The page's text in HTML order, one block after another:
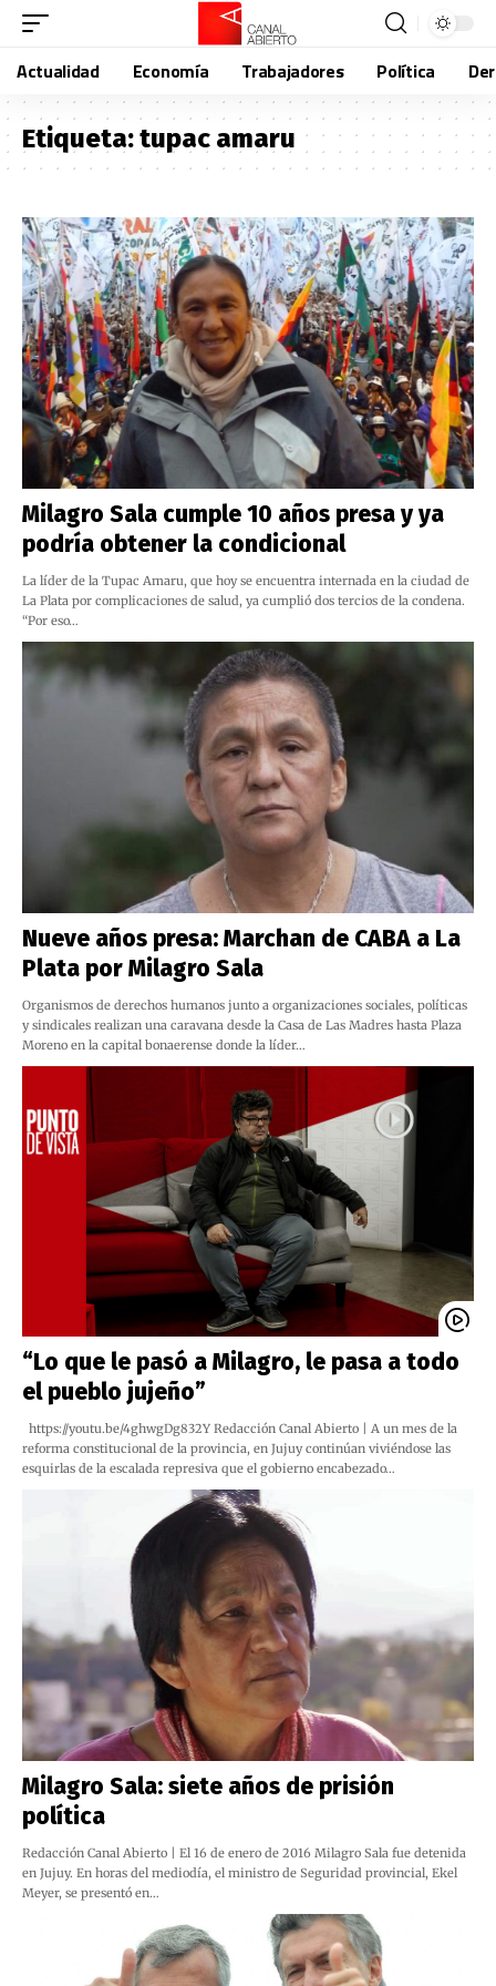
Actualidad Economía Trabajadores Política
Etiqueta:tupac amaru
Milagro Sala cumple 10 años presa y ya
podría obtener la condicional
La líder de la Tupac Amaru, que hoy se encuentra internada en la ciudad de
La Plata por complicaciones de salud, ya cumplió dos tercios de la condena.
“Por eso…
Nueve años presa: Marchan de CABA a La
Plata por Milagro Sala
Organismos de derechos humanos junto a organizaciones sociales, políticas
y sindicales realizan una caravana desde la Casa de Las Madres hasta Plaza
Moreno en la capital bonaerense donde la líder…
“Lo que le pasó a Milagro, le pasa a todo
el pueblo jujeño”
https://youtu.be/4ghwgDg832Y Redacción Canal Abierto | A un mes de la
reforma constitucional de la provincia, en Jujuy continúan viviéndose las
esquirlas de la escalada represiva que el gobierno encabezado…
Milagro Sala: siete años de prisión
política
Redacción Canal Abierto | El 16 de enero de 2016 Milagro Sala fue detenida
en Jujuy. En horas del mediodía, el ministro de Seguridad provincial, Ekel
Meyer, se presentó en…